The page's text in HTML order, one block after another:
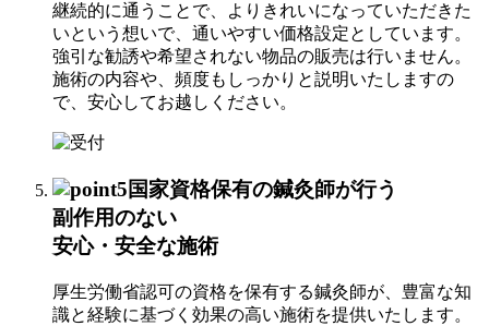
継続的に通うことで、よりきれいになっていただきた
いという想いで、通いやすい価格設定としています。
強引な勧誘や希望されない物品の販売は行いません。
施術の内容や、頻度もしっかりと説明いたしますの
で、安心してお越しください。
国家資格保有の鍼灸師が行う
副作用のない
安心・安全な施術
厚生労働省認可の資格を保有する鍼灸師が、豊富な知
識と経験に基づく効果の高い施術を提供いたします。